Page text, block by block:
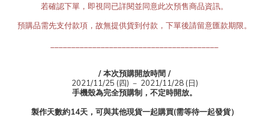
若確認下單，即視同已詳閱並同意此次預售商品資訊。
預購品需先支付款項，故無提供貨到付款，下單後請留意匯款期限。
/ 本次預購開放時間 /
2021/11/25 (四) － 2021/11/28 (日)
手機殼為完全預購制，不定時開放。
製作天數約14天，可與其他現貨一起購買(需等待一起發貨）